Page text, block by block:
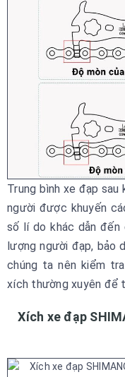
Trung bình xe đạp
người được khuyến
số lí do khác dẫn đến
lượng người đạp, bảo
chúng ta nên kiểm
xích thường xuyên để
Xích xe đạp